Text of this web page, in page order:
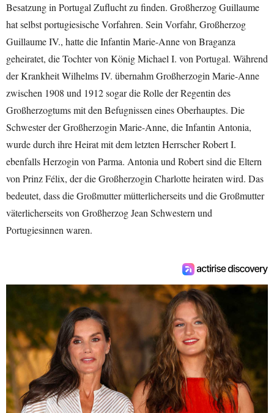
Besatzung in Portugal Zuflucht zu finden. Großherzog Guillaume
hat selbst portugiesische Vorfahren. Sein Vorfahr, Großherzog
Guillaume IV., hatte die Infantin Marie-Anne von Braganza
geheiratet, die Tochter von König Michael I. von Portugal. Während
der Krankheit Wilhelms IV. übernahm Großherzogin Marie-Anne
zwischen 1908 und 1912 sogar die Rolle der Regentin des
Großherzogtums mit den Befugnissen eines Oberhauptes. Die
Schwester der Großherzogin Marie-Anne, die Infantin Antonia,
wurde durch ihre Heirat mit dem letzten Herrscher Robert I.
ebenfalls Herzogin von Parma. Antonia und Robert sind die Eltern
von Prinz Félix, der die Großherzogin Charlotte heiraten wird. Das
bedeutet, dass die Großmutter mütterlicherseits und die Großmutter
väterlicherseits von Großherzog Jean Schwestern und
Portugiesinnen waren.